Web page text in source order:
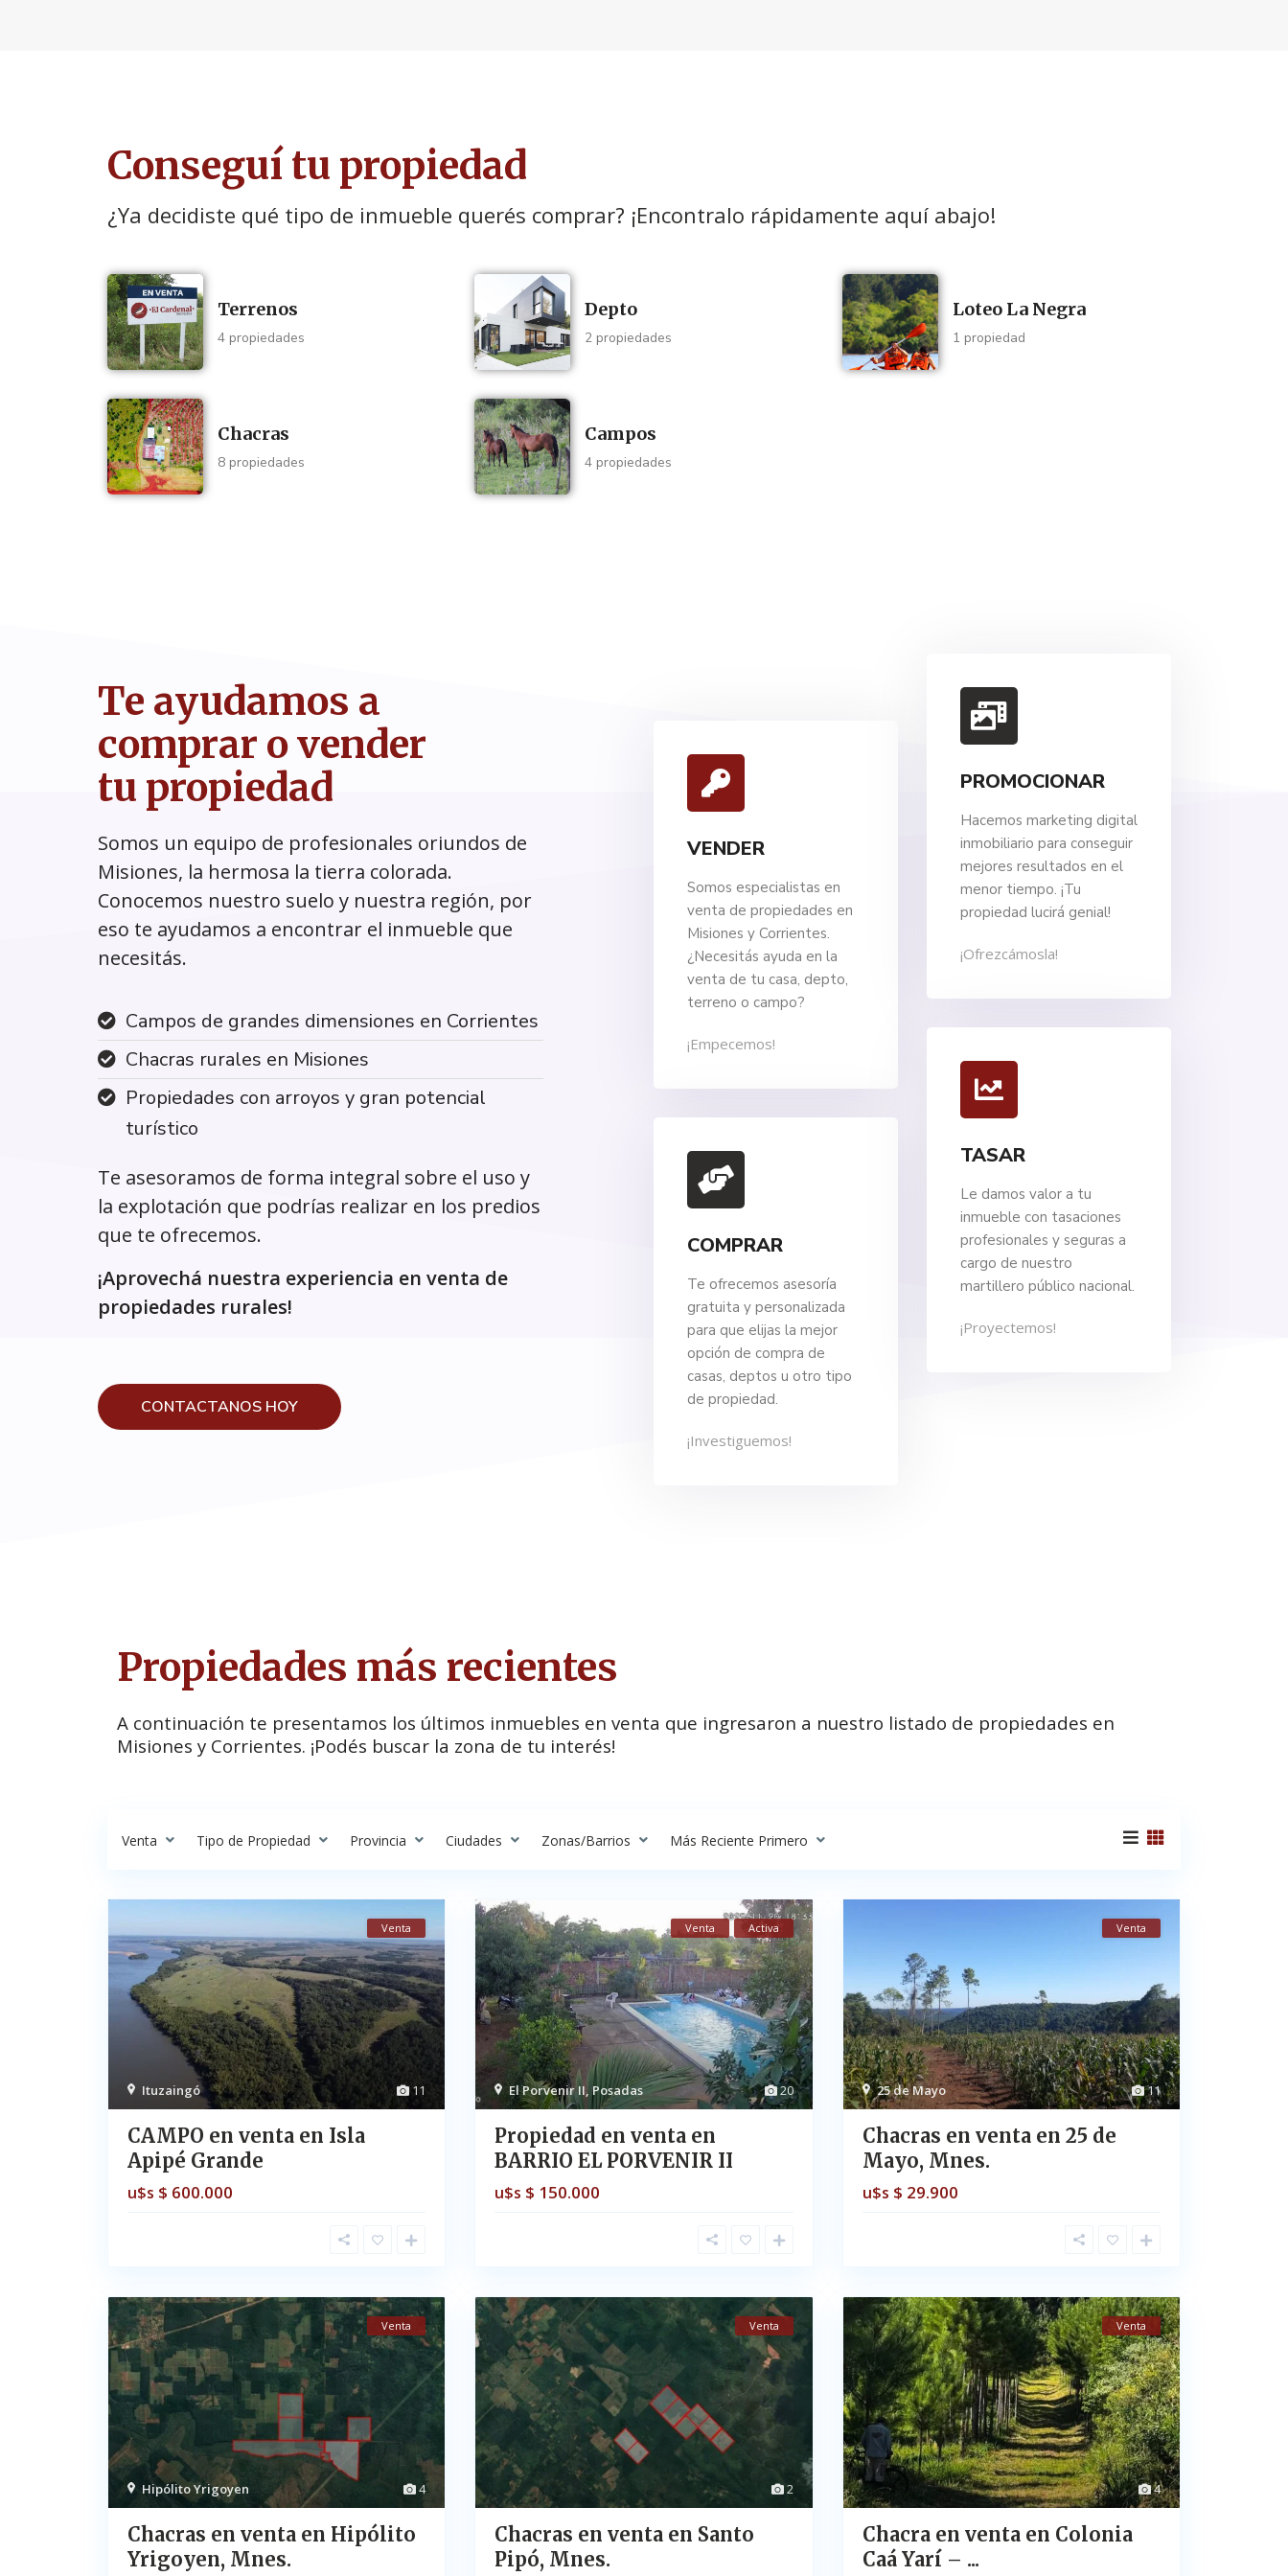
Conseguí tu propiedad
¿Ya decidiste qué tipo de inmueble querés comprar? ¡Encontralo rápidamente aquí abajo!
Terrenos
4 propiedades
Depto
2 propiedades
Loteo La Negra
1 propiedad
Chacras
8 propiedades
Campos
4 propiedades
Te ayudamos a
comprar o vender
tu propiedad
Somos un equipo de profesionales oriundos de
Misiones, la hermosa la tierra colorada.
Conocemos nuestro suelo y nuestra región, por
eso te ayudamos a encontrar el inmueble que
necesitás.
Campos de grandes dimensiones en Corrientes
Chacras rurales en Misiones
Propiedades con arroyos y gran potencial
turístico
Te asesoramos de forma integral sobre el uso y
la explotación que podrías realizar en los predios
que te ofrecemos.
¡Aprovechá nuestra experiencia en venta de
propiedades rurales!
CONTACTANOS HOY
VENDER
Somos especialistas en
venta de propiedades en
Misiones y Corrientes.
¿Necesitás ayuda en la
venta de tu casa, depto,
terreno o campo?
¡Empecemos!
COMPRAR
Te ofrecemos asesoría
gratuita y personalizada
para que elijas la mejor
opción de compra de
casas, deptos u otro tipo
de propiedad.
¡Investiguemos!
PROMOCIONAR
Hacemos marketing digital
inmobiliario para conseguir
mejores resultados en el
menor tiempo. ¡Tu
propiedad lucirá genial!
¡Ofrezcámosla!
TASAR
Le damos valor a tu
inmueble con tasaciones
profesionales y seguras a
cargo de nuestro
martillero público nacional.
¡Proyectemos!
Propiedades más recientes
A continuación te presentamos los últimos inmuebles en venta que ingresaron a nuestro listado de propiedades en
Misiones y Corrientes. ¡Podés buscar la zona de tu interés!
Venta Tipo de Propiedad Provincia Ciudades Zonas/Barrios Más Reciente Primero
11
Ituzaingó
Venta
CAMPO en venta en Isla
Apipé Grande
u$s $ 600.000
20
El Porvenir II,Posadas
Venta Activa
Propiedad en venta en
BARRIO EL PORVENIR II
u$s $ 150.000
11
25 de Mayo
Venta
Chacras en venta en 25 de
Mayo, Mnes.
u$s $ 29.900
4
Hipólito Yrigoyen
Venta
Chacras en venta en Hipólito
Yrigoyen, Mnes.
2
Venta
Chacras en venta en Santo
Pipó, Mnes.
4
Venta
Chacra en venta en Colonia
Caá Yarí – ...